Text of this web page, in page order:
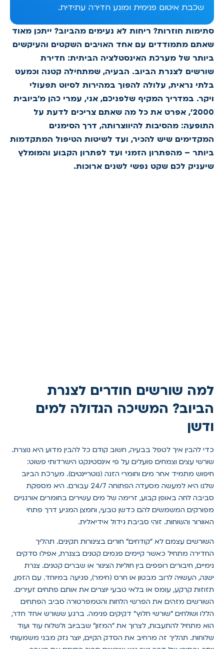
שכבת איטום פנימית ומונע חדירה עתידית.
סתימות חוזרות? ריחות לא נעימים מהביוב? ייתכן מאוד
שאתם מתמודדים עם אחד האויבים השקטים והעיקשים
ביותר של מערכת האינסטלציה הביתית: חדירת
שורשים לצנרת הביוב. הבעיה, שמתחילה קטנה וכמעט
בלתי נראית, עלולה להפוך במהירות לסיוט תפעולי
ויקר. במדריך המקיף שלפניכם, אני, עמרי כהן מ'ביובית
2000', אפרט את כל מה שאתם צריכים לדעת על
התופעה: מהסיבות להיווצרותה, דרך הסימנים
המקדימים שיש להכיר, ועד לשיטות הטיפול המתקדמות
ביותר – מהפתרון הזמני ועד לפתרון הקבוע והמומלץ
שיעניק לכם שקט נפשי לשנים ארוכות.
למה שורשים חודרים לצנרת
הביוב? המשיכה הגדולה למים
ודשן
כדי להבין איך לטפל בבעיה, חשוב קודם כל להבין מדוע היא נוצרת.
שורשי עצים וצמחים פועלים על פי אינסטינקט הישרדותי פשוט:
חיפוש מתמיד אחר מים וחומרי הזנה (נוטריינטים). מערכת הביוב
שלנו היא למעשה מסעדה הפתוחה 24/7 עבורם. היא מספקת
סביבה לחה באופן קבוע, זרימה של מים עשירים בחומרים אורגניים
מפורקים המשמשים להם כדשן טבעי, וחמצן המגיע דרך פתחי
האוורור והשוחות. זוהי סביבת גידול אידיאלית.
השורשים עצמם לא "קודחים" חורים בצינורות תקינים. תהליך
החדירה מתחיל כאשר קיימים פגמים קטנים בצנרת, אפילו סדקים
נימיים, חיבורים רופפים בין חוליות הצינור או שברים קטנים. צנרת
ישנה, העשויה לרוב מבטון או חרס (חימר), פגיעה במיוחד. עם הזמן,
תזוזות קרקע, עומס או בלאי טבעי יוצרים את אותם פתחים זעירים.
השורשים מזהים את הפרשי הלחות והטמפרטורה סביב הפתחים
הללו ושולחים "שורשי חלוץ" דקיקים פנימה. ברגע ששורש אחד חדר,
הוא מתחיל להתעבות, לצרוך את "המזון" שבביוב ולשלוח עוד ועוד
שלוחות. תהליך זה מרחיב את הסדק הקיים, יוצר נזק מבני משמעותי